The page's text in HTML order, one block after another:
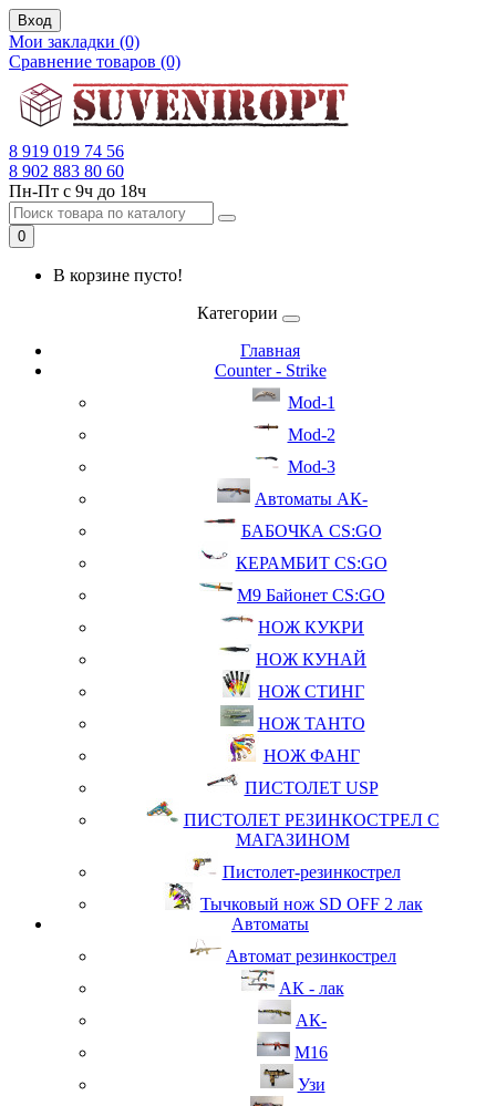
Вход
Мои закладки (0)
Сравнение товаров (0)
8 919 019 74 56
8 902 883 80 60
Пн-Пт с 9ч до 18ч
0
В корзине пусто!
Категории
Главная
Counter - Strike
Mod-1
Mod-2
Mod-3
Автоматы АК-
БАБОЧКА CS:GO
КЕРАМБИТ CS:GO
М9 Байонет CS:GO
НОЖ КУКРИ
НОЖ КУНАЙ
НОЖ СТИНГ
НОЖ ТАНТО
НОЖ ФАНГ
ПИСТОЛЕТ USP
ПИСТОЛЕТ РЕЗИНКОСТРЕЛ С
МАГАЗИНОМ
Пистолет-резинкострел
Тычковый нож SD OFF 2 лак
Автоматы
Автомат резинкострел
АК - лак
АК-
М16
Узи